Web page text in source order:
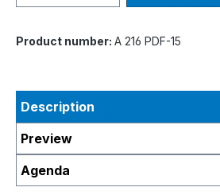
Product number: A 216 PDF-15
Description
Preview
Agenda